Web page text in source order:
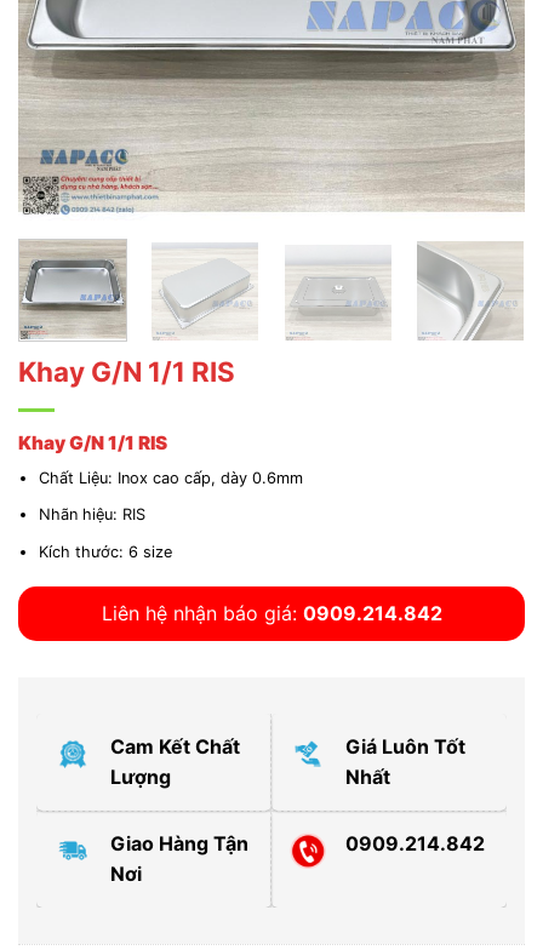
Khay G/N 1/1 RIS
Khay G/N 1/1 RIS
Chất Liệu: Inox cao cấp, dày 0.6mm
Nhãn hiệu: RIS
Kích thước: 6 size
Liên hệ nhận báo giá: 0909.214.842
Cam Kết Chất
Lượng
Giá Luôn Tốt
Nhất
Giao Hàng Tận
Nơi
0909.214.842